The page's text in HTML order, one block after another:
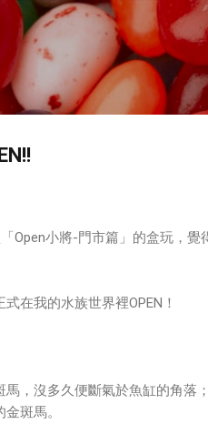
跳到主要內容
Open小將-門市篇」的盒玩，
在我的水族世界裡OPEN！
，沒多久便斷氣於魚缸的角落
斑馬。